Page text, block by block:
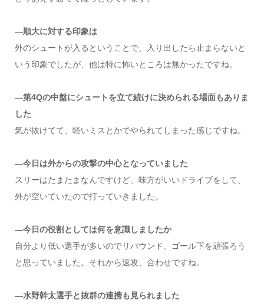
―順大に対する印象は
外のシュートが入るということで、入り出したら止まらないと
いう印象でしたが、他は特に怖いところは無かったですね。
―第4Qの中盤にシュートを立て続けに決められる場面もありま
した
気が抜けてて、軽いミスとかでやられてしまった感じですね。
―今日は外からの攻撃の中心となっていました
スリーはたまたまなんですけど、味方がいいドライブをして、
外が空いていたので打っていきました。
―今日の役割としては何を意識しましたか
自分より低い選手が多いのでリバウンド、ゴール下を頑張ろう
と思っていました。それから速攻、合わせですね。
―水野幹太選手と抜群の連携も見られました